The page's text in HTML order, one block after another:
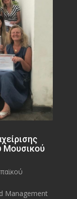
Μουσικού
Management